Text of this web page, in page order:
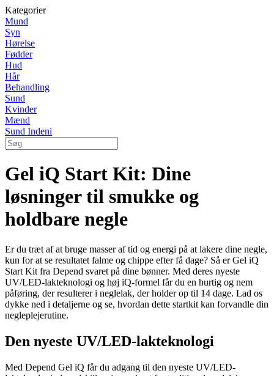
Kategorier
Mund
Syn
Hørelse
Fødder
Hud
Hår
Behandling
Sund
Kvinder
Mænd
Sund Indeni
Gel iQ Start Kit: Dine
løsninger til smukke og
holdbare negle
Er du træt af at bruge masser af tid og energi på at lakere dine negle,
kun for at se resultatet falme og chippe efter få dage? Så er Gel iQ
Start Kit fra Depend svaret på dine bønner. Med deres nyeste
UV/LED-lakteknologi og høj iQ-formel får du en hurtig og nem
påføring, der resulterer i neglelak, der holder op til 14 dage. Lad os
dykke ned i detaljerne og se, hvordan dette startkit kan forvandle din
negleplejerutine.
Den nyeste UV/LED-lakteknologi
Med Depend Gel iQ får du adgang til den nyeste UV/LED-